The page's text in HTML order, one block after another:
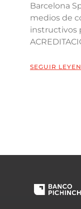
Barcelona
medios de
instructivos
SEGUIR